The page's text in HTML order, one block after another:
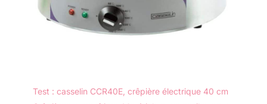
Test : casselin CCR40E, crêpière électrique 40 cm